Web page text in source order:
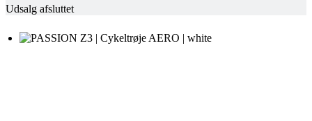
Udsalg afsluttet